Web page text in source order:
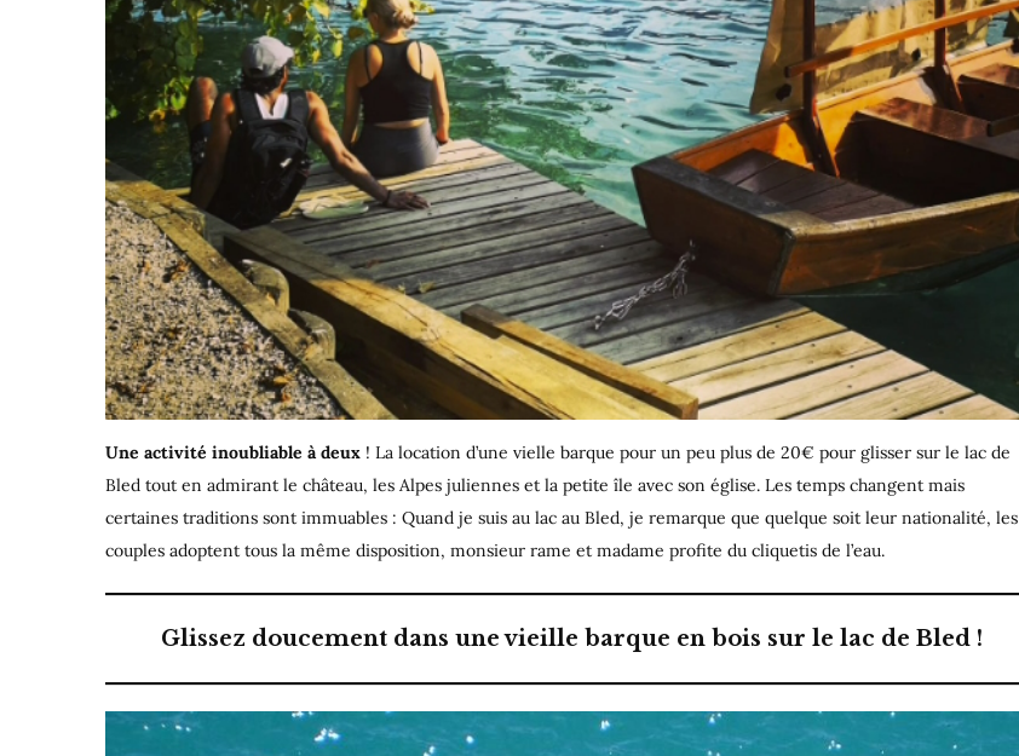
Une activité inoubliable à deux ! La location d’une vielle barque pour un peu plus de 20€ pour glisser sur le lac de
Bled tout en admirant le château, les Alpes juliennes et la petite île avec son église. Les temps changent mais
certaines traditions sont immuables : Quand je suis au lac au Bled, je remarque que quelque soit leur nationalité, les
couples adoptent tous la même disposition, monsieur rame et madame profite du cliquetis de l’eau.
Glissez doucement dans une vieille barque en bois sur le lac de Bled !